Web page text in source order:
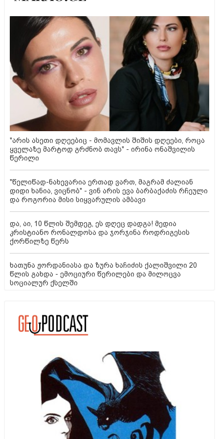
"არის ასეთი დღეებიც - მომავლის შიშის დღეები, როცა
ყველაზე მარტოდ გრძნობ თავს" - ირინა ონაშვილის
წერილი
"წელიწად-ნახევარია ერთად ვართ, მაგრამ ძალიან
დიდი ხანია, ვიცნობ" - ვინ არის ევა ბარბაქაძის რჩეული
და როგორია მისი სიყვარულის ამბავი
და, აი, 10 წლის შემდეგ, ეს დღეც დადგა! მედია
კრისტიანო რონალდოსა და ჯორჯინა როდრიგესის
ქორწილზე წერს
ხათუნა ჟორდანიასა და ზურა ხაჩიძის ქალიშვილი 20
წლის გახდა - ემოციური წერილები და მილოცვა
სოციალურ ქსელში